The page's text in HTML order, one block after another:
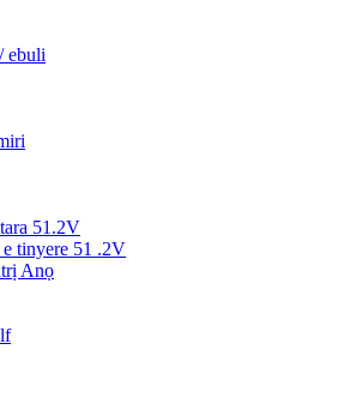
ebuli
51.2V
tinyere 51 .2V
Anọ